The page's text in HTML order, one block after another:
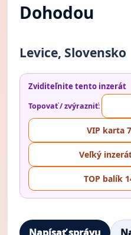
Dohodou
Levice, Slovensko
Zviditeľnite tento inzerát
Topovať / zvýrazniť:
VIP karta
Veľký
TOP balík